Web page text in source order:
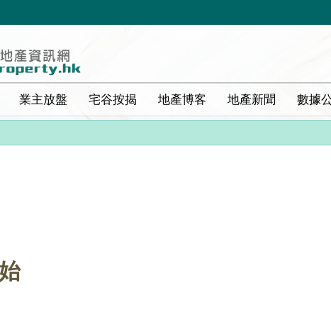
業主放盤 宅谷按揭 地產博客 地產新聞 數據